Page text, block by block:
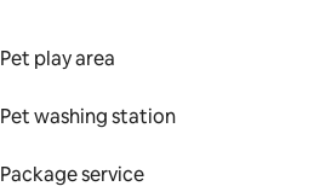
Pet play area
Pet washing station
Package service